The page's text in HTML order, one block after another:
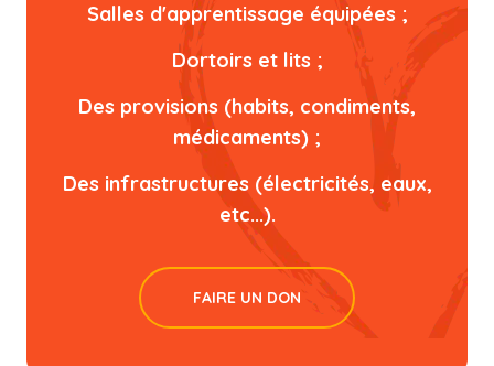
Salles d'apprentissage équipées ;
Dortoirs et lits ;
Des provisions (habits, condiments,
médicaments) ;
Des infrastructures (électricités, eaux,
etc...).
FAIRE UN DON